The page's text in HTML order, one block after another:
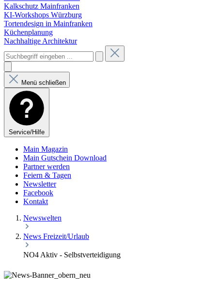
Kalkschutz Mainfranken
KI-Workshops Würzburg
Tortendesign in Mainfranken
Küchenplanung
Nachhaltige Architektur
Menü schließen
Service/Hilfe
Main Magazin
Main Gutschein Download
Partner werden
Feiern & Tagen
Newsletter
Facebook
Kontakt
Newswelten
News Freizeit/Urlaub
NO4 Aktiv - Selbstverteidigung